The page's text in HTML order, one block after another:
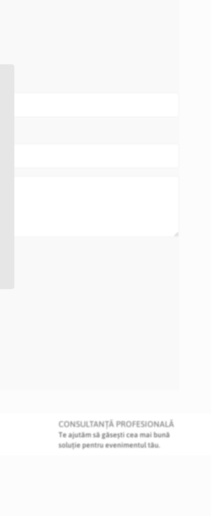
CONSULTANȚĂ PROFESIONALĂ
Te ajutăm să găsești cea mai bună
soluție pentru evenimentul tău.